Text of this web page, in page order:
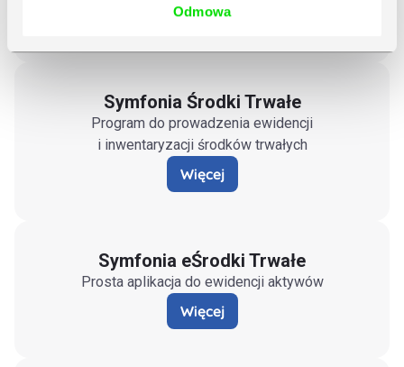
Odmowa
Więcej
Symfonia Środki Trwałe
Program do prowadzenia ewidencji
i inwentaryzacji środków trwałych
Więcej
Symfonia eŚrodki Trwałe
Prosta aplikacja do ewidencji aktywów
Więcej